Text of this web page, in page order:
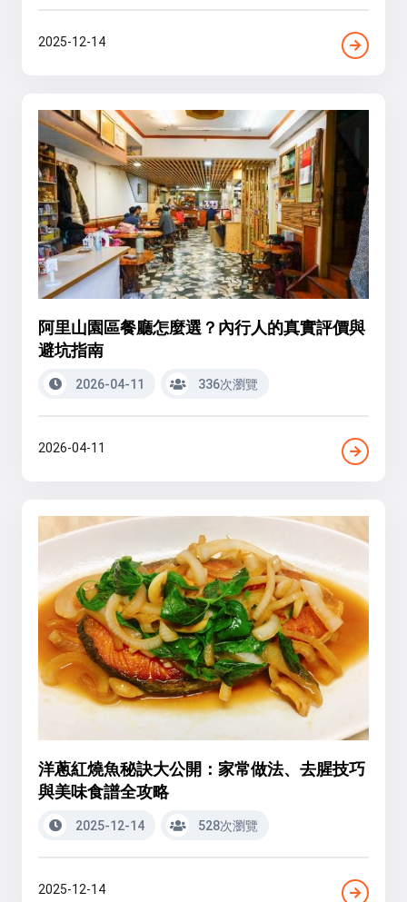
2025-12-14
阿里山園區餐廳怎麼選？內行人的真實評價與
避坑指南
2026-04-11 336次瀏覽
2026-04-11
洋蔥紅燒魚秘訣大公開：家常做法、去腥技巧
與美味食譜全攻略
2025-12-14 528次瀏覽
2025-12-14